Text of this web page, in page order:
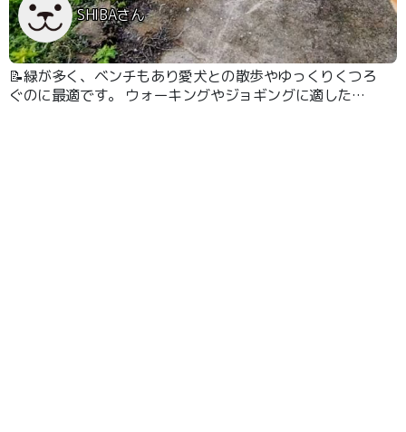
SHIBAさん
📝緑が多く、ベンチもあり愛犬との散歩やゆっくりくつろ
ぐのに最適です。 ウォーキングやジョギングに適した園